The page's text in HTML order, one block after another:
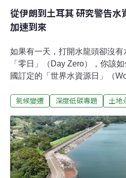
從伊朗到土耳其 研究警告
加速到來
如果有一天，打開水龍頭卻沒
「零日」（Day Zero），你該
國訂定的「世界水資源日」（
用水。研究也發現，「零日乾
步逼近。「零日」可能在十年內
遭逢嚴重乾旱，連續三年降雨不
西開普省省長的齊勒（Helen
醒著的每一分鐘都在思考，『
全城混亂，讓大眾能順利取到水
氣候變遷 深度低碳專題 土地